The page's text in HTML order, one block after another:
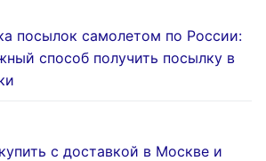
посылок самолетом по России:
способ получить посылку в
с доставкой в Москве и